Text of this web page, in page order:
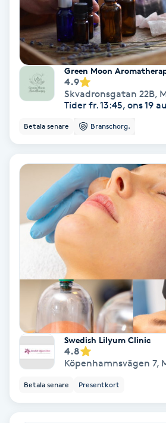
Personal shopper
Personlig tränare
Picolaser
Piercing
Pigmentfläckar
Plastikkirurgi
Powder brows
Power Yoga
PRP (Platelet Rich Plasma)
PRX-T33
Psoriasis
Green Moon
4.9
Skvadronsgatan 22B,
Tider fr. 13:45, ons 19
Betala senare Branschorg.
Swedish Lilyum Clinic
4.8
Köpenhamnsvägen 7,
Betala senare Presentkort